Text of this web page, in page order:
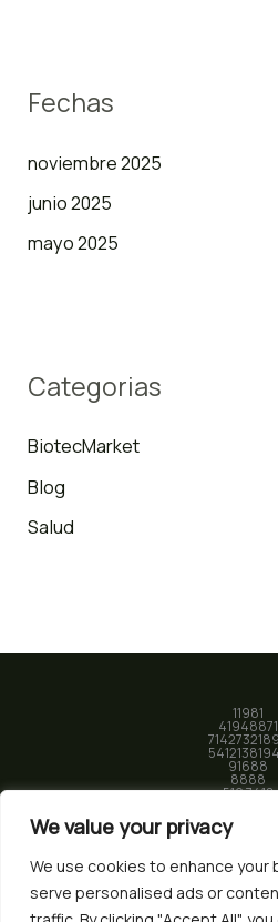
We value your privacy
We use cookies to enhance your
serve personalised ads or
Fechas
noviembre 2025
junio 2025
mayo 2025
Categorias
BiotecMarket
Blog
Salud
11981
41948871
91688
8888
519 7418